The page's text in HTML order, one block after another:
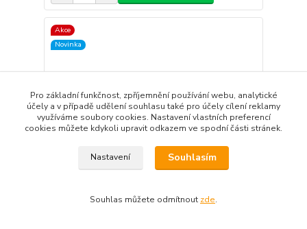
Akce
Novinka
Pro základní funkčnost, zpříjemnění používání webu, analytické
účely a v případě udělení souhlasu také pro účely cílení reklamy
využíváme soubory cookies. Nastavení vlastních preferencí
cookies můžete kdykoli upravit odkazem ve spodní části stránek.
Nastavení Souhlasím
Souhlas můžete odmítnout zde.